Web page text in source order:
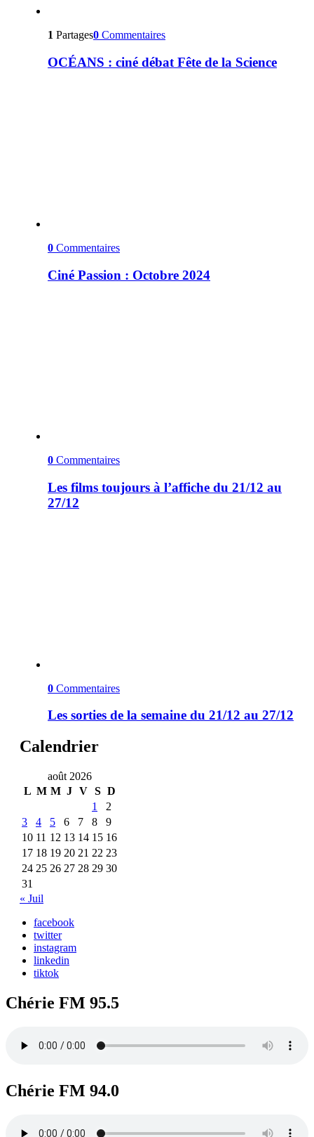
1 Partages0 Commentaires
OCÉANS : ciné débat Fête de la Science
0 Commentaires
Ciné Passion : Octobre 2024
0 Commentaires
Les films toujours à l’affiche du 21/12 au
27/12
0 Commentaires
Les sorties de la semaine du 21/12 au 27/12
Calendrier
août 2026
L M M J V S D
1
2
3
4 5 6 7 8
9
10 11 12 13 14 15 16
17 18 19 20 21 22 23
24 25 26 27 28 29 30
31
« Juil
facebook
twitter
instagram
linkedin
tiktok
Chérie FM 95.5
Chérie FM 94.0